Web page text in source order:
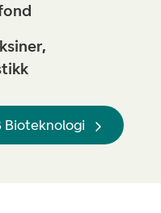
Bioteknologi